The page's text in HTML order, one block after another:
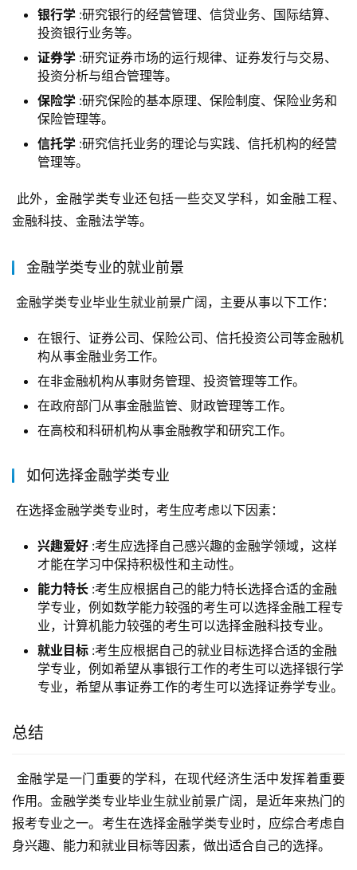
银行学 :研究银行的经营管理、信贷业务、国际结算、
投资银行业务等。
证券学 :研究证券市场的运行规律、证券发行与交易、
投资分析与组合管理等。
保险学 :研究保险的基本原理、保险制度、保险业务和
保险管理等。
信托学 :研究信托业务的理论与实践、信托机构的经营
管理等。
金融科技、金融法学等。
金融学类专业的就业前景
金融学类专业毕业生就业前景广阔，主要从事以下工作：
在银行、证券公司、保险公司、信托投资公司等金融机
构从事金融业务工作。
在非金融机构从事财务管理、投资管理等工作。
在政府部门从事金融监管、财政管理等工作。
在高校和科研机构从事金融教学和研究工作。
如何选择金融学类专业
在选择金融学类专业时，考生应考虑以下因素：
兴趣爱好 :考生应选择自己感兴趣的金融学领域，这样
才能在学习中保持积极性和主动性。
能力特长 :考生应根据自己的能力特长选择合适的金融
学专业，例如数学能力较强的考生可以选择金融工程专
业，计算机能力较强的考生可以选择金融科技专业。
就业目标 :考生应根据自己的就业目标选择合适的金融
学专业，例如希望从事银行工作的考生可以选择银行学
专业，希望从事证券工作的考生可以选择证券学专业。
总结
作用。金融学类专业毕业生就业前景广阔，是近年来热门的
报考专业之一。考生在选择金融学类专业时，应综合考虑自
身兴趣、能力和就业目标等因素，做出适合自己的选择。